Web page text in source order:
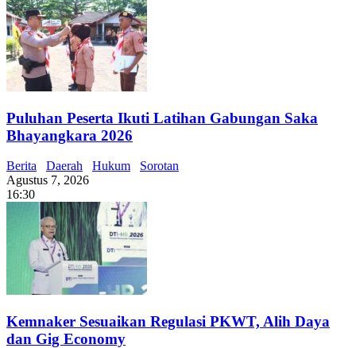
Puluhan Peserta Ikuti Latihan Gabungan Saka
Bhayangkara 2026
Berita Daerah Hukum
Sorotan
Agustus 7, 2026
16:30
Kemnaker Sesuaikan Regulasi PKWT, Alih Daya
dan Gig Economy